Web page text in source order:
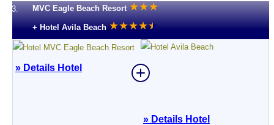
3. MVC Eagle Beach Resort ★★★
+ Hotel Avila Beach ★★★★★
★
» Details Hotel
» Details Hotel